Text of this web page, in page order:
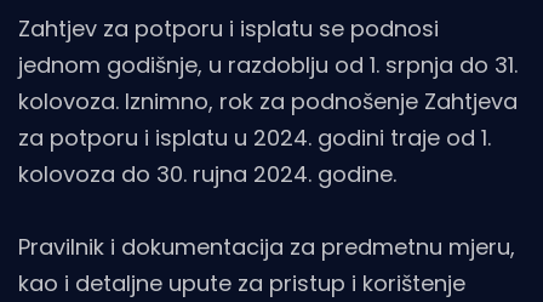
Zahtjev za potporu i isplatu se podnosi
jednom godišnje, u razdoblju od 1. srpnja do 31.
kolovoza. Iznimno, rok za podnošenje Zahtjeva
za potporu i isplatu u 2024. godini traje od 1.
kolovoza do 30. rujna 2024. godine.
Pravilnik i dokumentacija za predmetnu mjeru,
kao i detaljne upute za pristup i korištenje